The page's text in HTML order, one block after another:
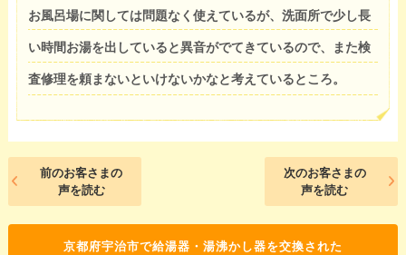
お風呂場に関しては問題なく使えているが、洗面所で少し長
い時間お湯を出していると異音がでてきているので、また検
査修理を頼まないといけないかなと考えているところ。
前のお客さまの
声を読む
次のお客さまの
声を読む
京都府宇治市で給湯器・湯沸かし器を交換された